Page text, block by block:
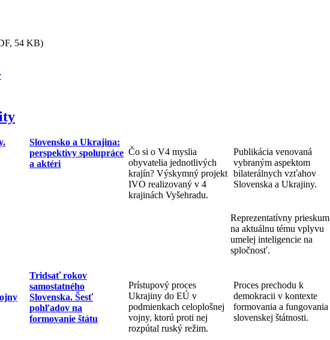
54 KB)
Slovensko a Ukrajina:
perspektívy spolupráce
a aktéri
Čo si o V4 myslia
obyvatelia jednotlivých
krajín? Výskymný projekt
IVO realizovaný v 4
krajinách Vyšehradu.
Publikácia venovaná
vybraným aspektom
bilaterálnych vzťahov
Slovenska a Ukrajiny.
Reprezentatívny prieskum
na aktuálnu tému vplyvu
umelej inteligencie na
spločnosť.
Tridsať rokov
samostatného
Slovenska. Šesť
pohľadov na
formovanie štátu
Prístupový proces
Ukrajiny do EÚ v
podmienkach celoplošnej
vojny, ktorú proti nej
rozpútal ruský režim.
Proces prechodu k
demokracii v kontexte
formovania a fungovania
slovenskej štátnosti.